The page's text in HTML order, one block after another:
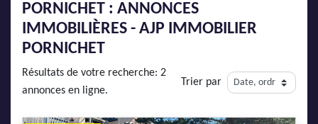
SYNDIC
LMNP
IMMOBILIER NEUF
LOCATIONS DE VACANCES
PORNICHET : ANNONCES
IMMOBILIÈRES - AJP IMMOBILIER
PORNICHET
Résultats de votre recherche: 2
annonces en ligne.
Trier par